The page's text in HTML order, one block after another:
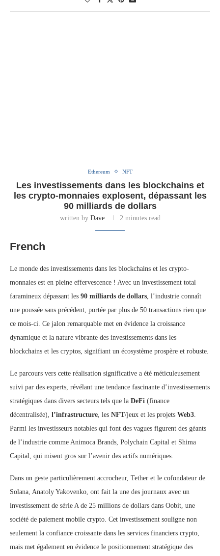
Ethereum NFT
Les investissements dans les blockchains et
les crypto-monnaies explosent, dépassant les
90 milliards de dollars
written by Dave 2 minutes read
French
Le monde des investissements dans les blockchains et les crypto-
monnaies est en pleine effervescence ! Avec un investissement total
faramineux dépassant les 90 milliards de dollars , l’industrie connaît
une poussée sans précédent, portée par plus de 50 transactions rien que
ce mois-ci. Ce jalon remarquable met en évidence la croissance
dynamique et la nature vibrante des investissements dans les
blockchains et les cryptos, signifiant un écosystème prospère et robuste.
Le parcours vers cette réalisation significative a été méticuleusement
suivi par des experts, révélant une tendance fascinante d’investissements
stratégiques dans divers secteurs tels que la DeFi (finance
décentralisée), l’infrastructure , les NFT/jeux et les projets Web3
Parmi les investisseurs notables qui font des vagues figurent des géants
de l’industrie comme Animoca Brands, Polychain Capital et Shima
Capital, qui misent gros sur l’avenir des actifs numériques.
Dans un geste particulièrement accrocheur, Tether et le cofondateur de
Solana, Anatoly Yakovenko, ont fait la une des journaux avec un
investissement de série A de 25 millions de dollars dans Oobit, une
société de paiement mobile crypto. Cet investissement souligne non
seulement la confiance croissante dans les services financiers crypto,
mais met également en évidence le positionnement stratégique des